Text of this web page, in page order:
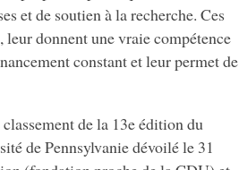
et de soutien à la recherche. Ces
donnent une vraie compétence
constant et leur permet de
de la 13e édition du
de Pennsylvanie dévoilé le 31